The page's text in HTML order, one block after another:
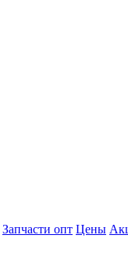
Запчасти опт Цены